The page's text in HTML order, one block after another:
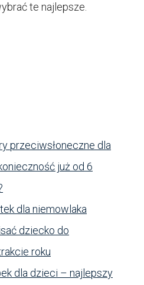
te najlepsze.
przeciwsłoneczne dla
już od 6
dla niemowlaka
dziecko do
roku
dla dzieci – najlepszy